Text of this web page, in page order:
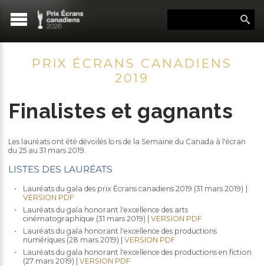
PRIX ÉCRANS CANADIENS
2019
Finalistes et gagnants
Les lauréats ont été dévoilés lors de la Semaine du Canada à l'écran
du 25 au 31 mars 2019.
LISTES DES LAURÉATS
Lauréats du gala des prix Écrans canadiens 2019 (31 mars 2019) |
VERSION PDF
Lauréats du gala honorant l'excellence des arts
cinématographique (31 mars 2019) |VERSION PDF
Lauréats du gala honorant l'excellence des productions
numériques (28 mars 2019) | VERSION PDF
Lauréats du gala honorant l'excellence des productions en fiction
(27 mars 2019) | VERSION PDF